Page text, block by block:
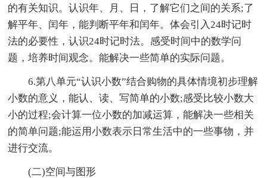
的有关知识。认识年、月、日，了解它们之间的关系;了
解平年、闰年，能判断平年和闰年。体会引入24时记时
法的必要性，认识24时记时法。感受时间中的数学问
题，培养时间观念。能解决一些简单的实际问题。
6.第八单元“认识小数”结合购物的具体情境初步理解
小数的意义，能认、读、写简单的小数;感受比较小数大
小的过程;会计算一位小数的加减运算，能解决一些相关
的简单问题;能运用小数表示日常生活中的一些事物，并
进行交流。
(二)空间与图形